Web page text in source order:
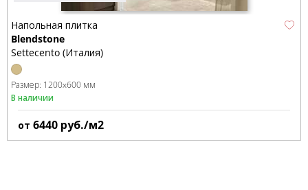
Напольная плитка
Blendstone
Settecento (Италия)
Размер: 1200x600 мм
В наличии
от 6440 руб./м2